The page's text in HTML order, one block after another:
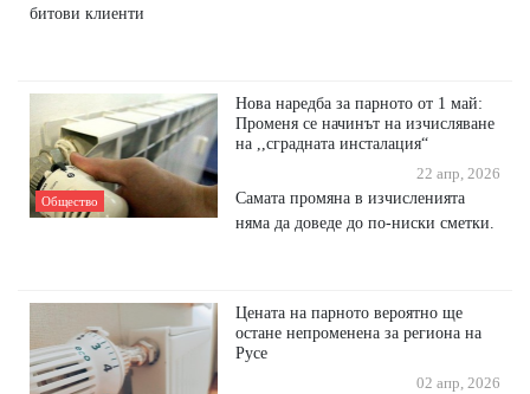
битови клиенти
Общество
Нова наредба за парното от 1 май:
Променя се начинът на изчисляване
на ,,сградната инсталация“
22 апр, 2026
Самата промяна в изчисленията
няма да доведе до по-ниски сметки.
Цената на парното вероятно ще
остане непроменена за региона на
Русе
02 апр, 2026